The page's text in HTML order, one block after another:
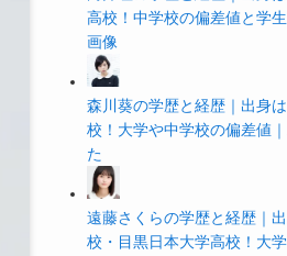
高校！中学校の偏差値と学
画像
森川葵の学歴と経歴｜出身
校！大学や中学校の偏差値
た
遠藤さくらの学歴と経歴｜
校・目黒日本大学高校！大